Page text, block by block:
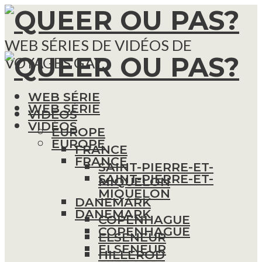
WEB SÉRIES DE VIDÉOS DE
VOYAGES GAY.
WEB SÉRIE
VIDÉOS
EUROPE
FRANCE
SAINT-PIERRE-ET-
MIQUELON
DANEMARK
COPENHAGUE
ELSENEUR
HILLEROD
WEB SÉRIE
VIDÉOS
EUROPE
FRANCE
SAINT-PIERRE-ET-
MIQUELON
DANEMARK
COPENHAGUE
ELSENEUR